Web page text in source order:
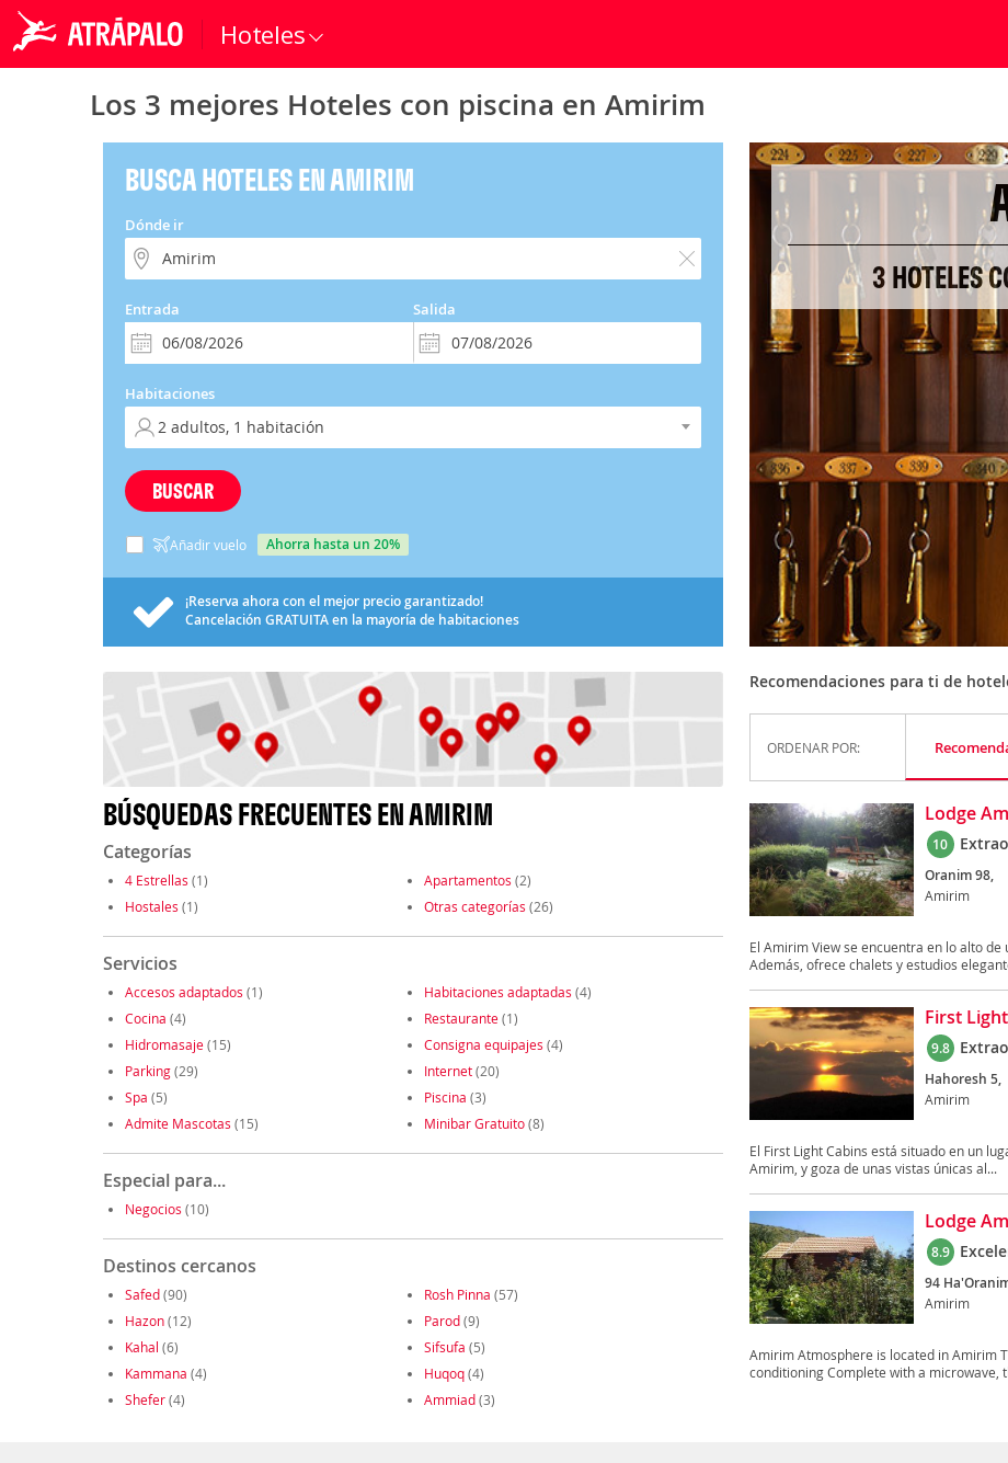
Hoteles
Los 3 mejores Hoteles con piscina en Amirim
BUSCA HOTELES EN AMIRIM
Dónde ir
Entrada Salida
Habitaciones
BUSCAR
Añadir vuelo ahorra hasta un 20%
¡Reserva ahora con el mejor precio garantizado!
Cancelación GRATUITAen la mayoría de habitaciones
BÚSQUEDAS FRECUENTES EN AMIRIM
Categorías
4 Estrellas (1) Apartamentos (2)
Hostales (1) Otras categorías (26)
Servicios
Accesos adaptados (1) Habitaciones adaptadas (4)
Cocina (4) Restaurante(1)
Hidromasaje(15) Consigna equipajes (4)
Parking(29) Internet(20)
Spa (5) Piscina (3)
Admite Mascotas (15) Minibar Gratuito(8)
Especial para...
Negocios (10)
Destinos cercanos
Safed(90) Rosh Pinna (57)
Hazon(12) Parod(9)
Kahal (6) Sifsufa (5)
Kammana (4) Huqoq(4)
Shefer(4) Ammiad(3)
3 HOTELES
Recomendaciones para ti de
ORDENAR POR:
Lodge
10
Oranim 98,
Amirim
El Amirim View se encuentra en lo alto
Además, ofrece chalets y estudios
First
9.8
Hahoresh 5,
Amirim
El First Light Cabins está situado en un
Amirim, y goza de unas vistas únicas al...
Lodge
8.9
94
Amirim
Amirim Atmosphere is located in Amirim
conditioning Complete with a microwave,